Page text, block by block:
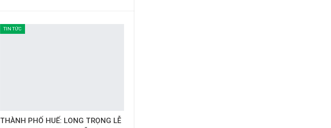
TIN TỨC
THÀNH PHỐ HUẾ: LONG TRỌNG LỄ